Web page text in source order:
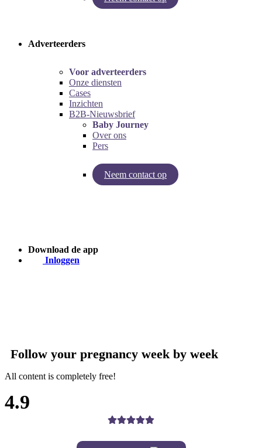
Try our pregnancy calculator!
Adverteerders
Voor adverteerders
Onze diensten
Cases
Inzichten
B2B-Nieuwsbrief
Baby Journey
Over ons
Pers
Neem contact op
Inzichten van Baby Journey
Download de app
Inloggen
Follow your pregnancy week by week
All content is completely free!
4.9